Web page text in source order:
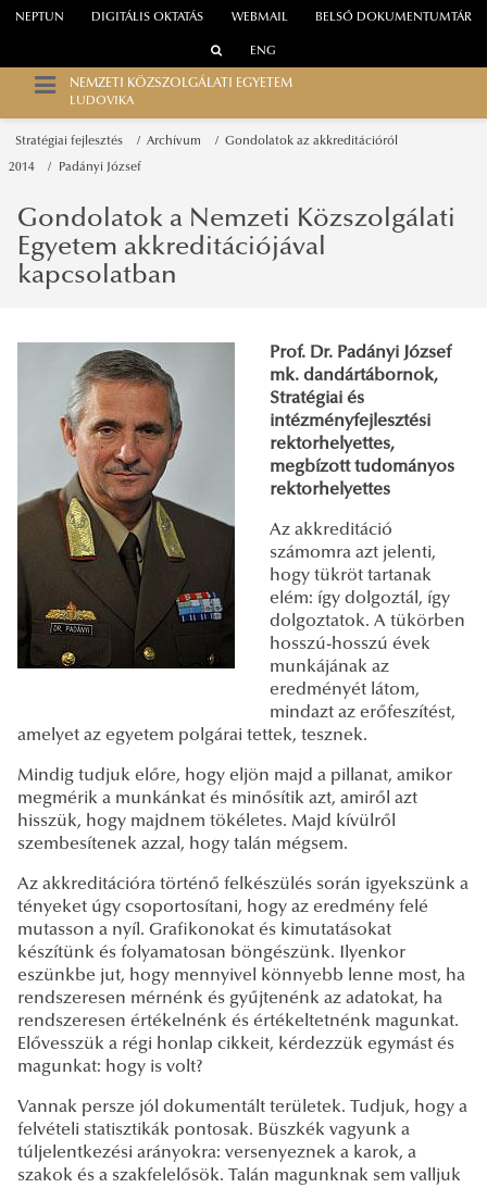
WEBMAIL
NEPTUN DIGITÁLIS OKTATÁS BELSŐ DOKUMENTUMTÁR
ENG
NEMZETI KÖZSZOLGÁLATI EGYETEM
LUDOVIKA
Stratégiai fejlesztés Archívum Gondolatok az akkreditációról
2014 Padányi József
Gondolatok a Nemzeti Közszolgálati
Egyetem akkreditációjával
kapcsolatban
Prof. Dr. Padányi József
mk. dandártábornok,
Stratégiai és
intézményfejlesztési
rektorhelyettes,
megbízott tudományos
rektorhelyettes
Az akkreditáció
számomra azt jelenti,
hogy tükröt tartanak
elém: így dolgoztál, így
dolgoztatok. A tükörben
hosszú-hosszú évek
munkájának az
eredményét látom,
mindazt az erőfeszítést,
amelyet az egyetem polgárai tettek, tesznek.
Mindig tudjuk előre, hogy eljön majd a pillanat, amikor
megmérik a munkánkat és minősítik azt, amiről azt
hisszük, hogy majdnem tökéletes. Majd kívülről
szembesítenek azzal, hogy talán mégsem.
Az akkreditációra történő felkészülés során igyekszünk a
tényeket úgy csoportosítani, hogy az eredmény felé
mutasson a nyíl. Grafikonokat és kimutatásokat
készítünk és folyamatosan böngészünk. Ilyenkor
eszünkbe jut, hogy mennyivel könnyebb lenne most, ha
rendszeresen mérnénk és gyűjtenénk az adatokat, ha
rendszeresen értékelnénk és értékeltetnénk magunkat.
Elővesszük a régi honlap cikkeit, kérdezzük egymást és
magunkat: hogy is volt?
Vannak persze jól dokumentált területek. Tudjuk, hogy a
felvételi statisztikák pontosak. Büszkék vagyunk a
túljelentkezési arányokra: versenyeznek a karok, a
szakok és a szakfelelősök. Talán magunknak sem valljuk